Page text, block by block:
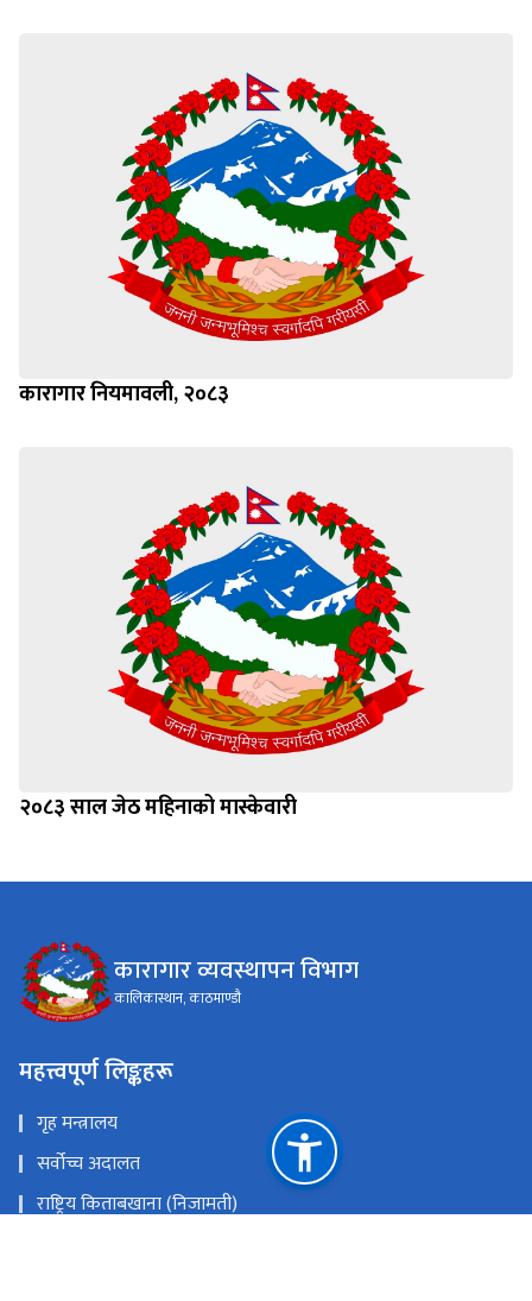
कारागार नियमावली, २०८३
२०८३ साल जेठ महिनाको मास्केवारी
कारागार व्यवस्थापन विभाग
कालिकास्थान, काठमाण्डौ
महत्त्वपूर्ण लिङ्कहरू
गृह मन्त्रालय
सर्वोच्च अदालत
राष्ट्रिय किताबखाना (निजामती)